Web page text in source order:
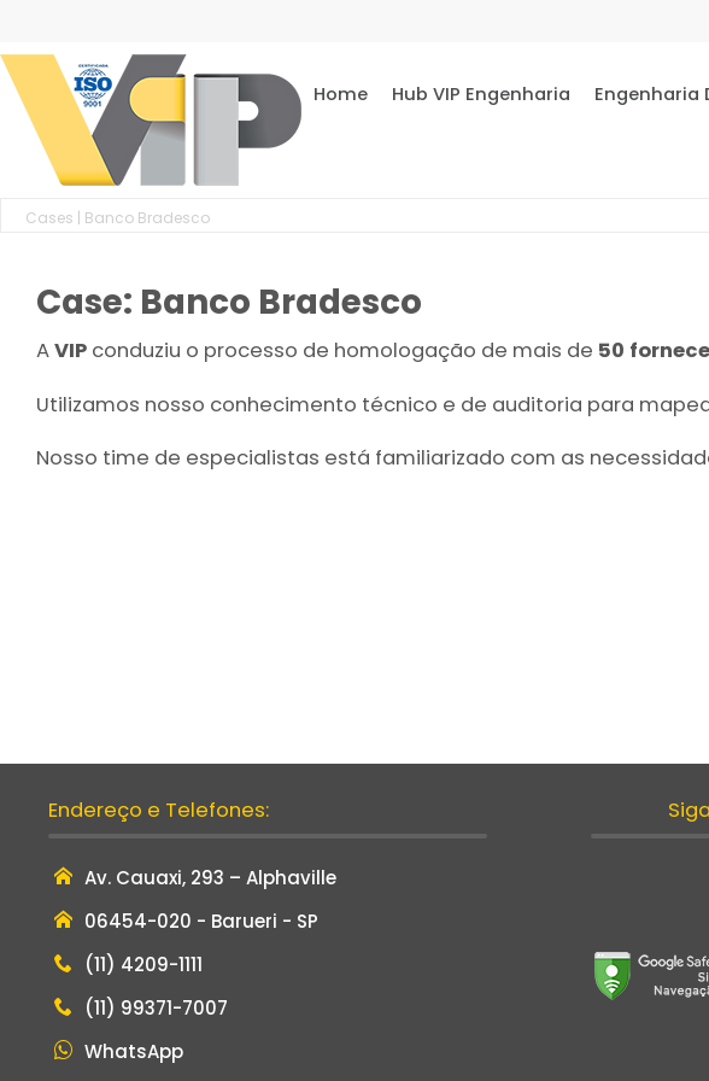
Home Hub VIP Engenharia Engenharia
Cases | Banco Bradesco
Case: Banco Bradesco
AVIP conduziu o processo de homologação de mais de 50
Utilizamos nosso conhecimento técnico e de auditoria para
Nosso time de especialistas está familiarizado com as
Endereço e Telefones:
Av. Cauaxi, 293 – Alphaville
06454-020 - Barueri - SP
(11) 4209-1111
(11) 99371-7007
WhatsApp